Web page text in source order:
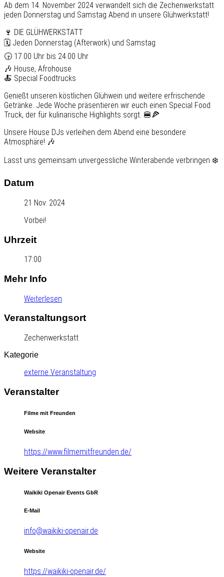
Ab dem 14. November 2024 verwandelt sich die Zechenwerkstatt
jeden Donnerstag und Samstag Abend in unsere Glühwerkstatt!
🍷 DIE GLÜHWERKSTATT
🗓️ Jeden Donnerstag (Afterwork) und Samstag
🕞 17.00 Uhr bis 24.00 Uhr
🎶 House, Afrohouse
🍝 Special Foodtrucks
Genießt unseren köstlichen Glühwein und weitere erfrischende
Getränke. Jede Woche präsentieren wir euch einen Special Food
Truck, der für kulinarische Highlights sorgt. 🍔🍕
Unsere House DJs verleihen dem Abend eine besondere
Atmosphäre! 🎶
Lasst uns gemeinsam unvergessliche Winterabende verbringen ❄️
Datum
21 Nov. 2024
Vorbei!
Uhrzeit
17:00
Mehr Info
Weiterlesen
Veranstaltungsort
Zechenwerkstatt
Kategorie
externe Veranstaltung
Veranstalter
Filme mit Freunden
Website
https://www.filmemitfreunden.de/
Weitere Veranstalter
Waikiki Openair Events GbR
E-Mail
info@waikiki-openair.de
Website
https://waikiki-openair.de/